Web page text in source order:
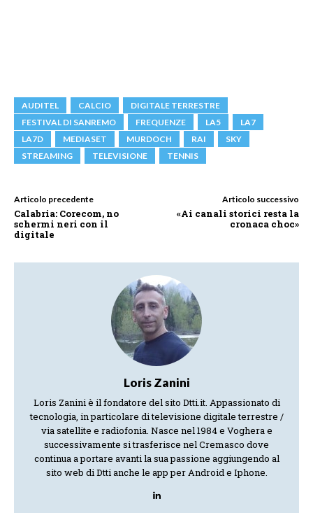
AUDITEL CALCIO
DIGITALE TERRESTRE
FESTIVAL DI SANREMO
FREQUENZE LA5
LA7
LA7D
MEDIASET MURDOCH RAI
SKY
STREAMING
TELEVISIONE TENNIS
Articolo precedente
Calabria: Corecom, no
schermi neri con il
digitale
Articolo successivo
«Ai canali storici resta la
cronaca choc»
Loris Zanini
Loris Zanini è il fondatore del sito Dtti.it. Appassionato di
tecnologia, in particolare di televisione digitale terrestre /
via satellite e radiofonia. Nasce nel 1984 e Voghera e
successivamente si trasferisce nel Cremasco dove
continua a portare avanti la sua passione aggiungendo al
sito web di Dtti anche le app per Android e Iphone.